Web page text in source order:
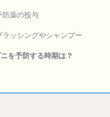
防薬の投与
ラッシングやシャンプー
を予防する時期は？